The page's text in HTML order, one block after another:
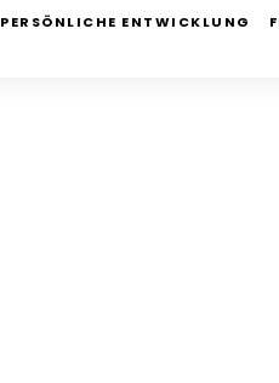
PERSÖNLICHE ENTWICKLUNG